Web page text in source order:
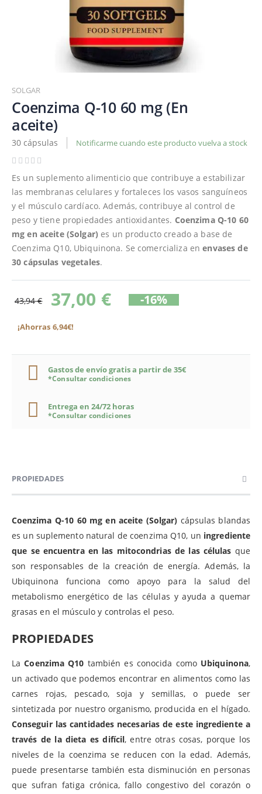
al
comienzo
de
la
galería
imágenes
SOLGAR
Coenzima Q-10 60 mg (En
aceite)
30 cápsulas Notificarme cuando este producto vuelva a stock
Es un suplemento alimenticio que contribuye a estabilizar
las membranas celulares y fortaleces los vasos sanguíneos
y el músculo cardíaco. Además, contribuye al control de
peso y tiene propiedades antioxidantes. Coenzima Q-10 60
mg en aceite (Solgar) es un producto creado a base de
Coenzima Q10, Ubiquinona. Se comercializa enenvases de
30 cápsulas vegetales.
43,94 € 37,00 € -16%
¡Ahorras 6,94€!
Gastos de envío gratis a partir de 35€
*Consultar condiciones
Entrega en 24/72 horas
*Consultar condiciones
PROPIEDADES
Coenzima Q-10 60 mg en aceite (Solgar) cápsulas blandas
es un suplemento natural de coenzima Q10, un ingrediente
que se encuentra en las mitocondrias de las células que
son responsables de la creación de energía. Además, la
Ubiquinona funciona como apoyo para la salud del
metabolismo energético de las células y ayuda a quemar
grasas en el músculo y controlas el peso.
PROPIEDADES
LaCoenzima Q10 también es conocida como Ubiquinona,
un activado que podemos encontrar en alimentos como las
carnes rojas, pescado, soja y semillas, o puede ser
sintetizada por nuestro organismo, producida en el hígado.
Conseguir las cantidades necesarias de este ingrediente a
través de la dieta es difícil, entre otras cosas, porque los
niveles de la coenzima se reducen con la edad. Además,
puede presentarse también esta disminución en personas
que sufran fatiga crónica, fallo congestivo del corazón o